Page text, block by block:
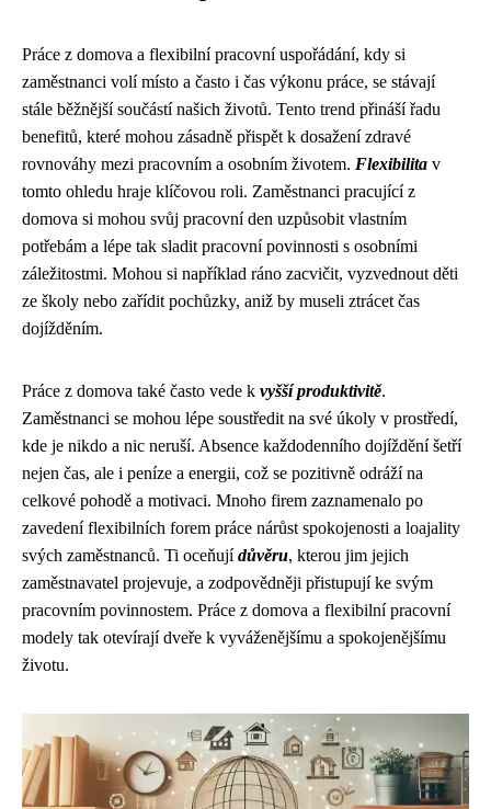
Práce z domova a flexibilní pracovní uspořádání, kdy si
zaměstnanci volí místo a často i čas výkonu práce, se stávají
stále běžnější součástí našich životů. Tento trend přináší řadu
benefitů, které mohou zásadně přispět k dosažení zdravé
rovnováhy mezi pracovním a osobním životem. Flexibilita v
tomto ohledu hraje klíčovou roli. Zaměstnanci pracující z
domova si mohou svůj pracovní den uzpůsobit vlastním
potřebám a lépe tak sladit pracovní povinnosti s osobními
záležitostmi. Mohou si například ráno zacvičit, vyzvednout děti
ze školy nebo zařídit pochůzky, aniž by museli ztrácet čas
dojížděním.
Práce z domova také často vede k vyšší produktivitě.
Zaměstnanci se mohou lépe soustředit na své úkoly v prostředí,
kde je nikdo a nic neruší. Absence každodenního dojíždění šetří
nejen čas, ale i peníze a energii, což se pozitivně odráží na
celkové pohodě a motivaci. Mnoho firem zaznamenalo po
zavedení flexibilních forem práce nárůst spokojenosti a loajality
svých zaměstnanců. Ti oceňujídůvěru, kterou jim jejich
zaměstnavatel projevuje, a zodpovědněji přistupují ke svým
pracovním povinnostem. Práce z domova a flexibilní pracovní
modely tak otevírají dveře k vyváženějšímu a spokojenějšímu
životu.